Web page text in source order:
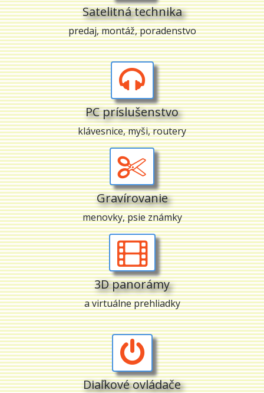
Satelitná technika
predaj, montáž, poradenstvo
PC príslušenstvo
klávesnice, myši, routery
Gravírovanie
menovky, psie známky
3D panorámy
a virtuálne prehliadky
Diaľkové ovládače